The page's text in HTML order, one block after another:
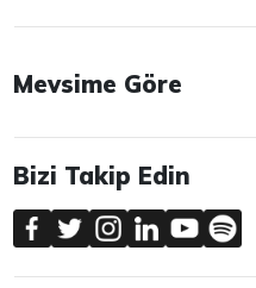
Mevsime Göre
Bizi Takip Edin